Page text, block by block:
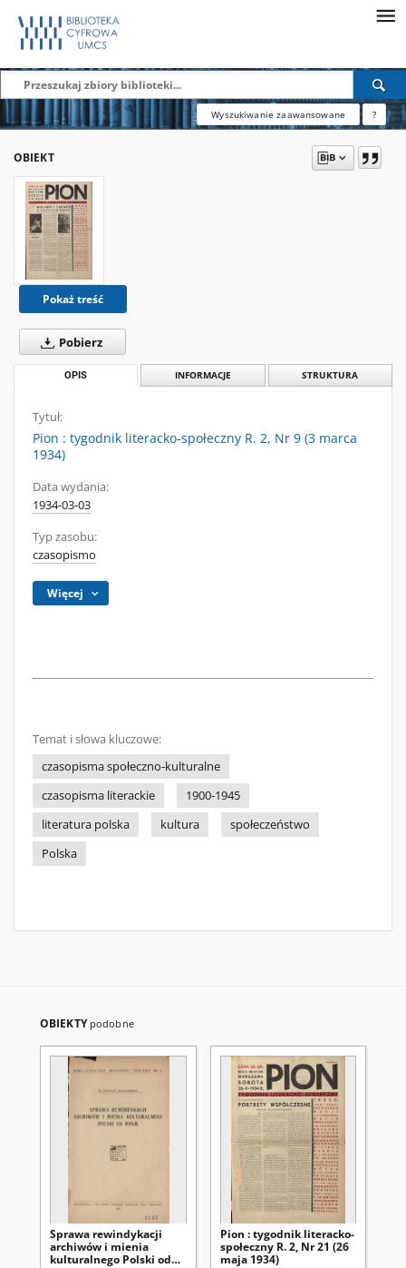
Wyszukiwanie zaawansowane ?
OBIEKT
Pokaż treść
Pobierz
OPIS INFORMACJE STRUKTURA
Tytuł:
Pion : tygodnik literacko-społeczny R. 2, Nr 9 (3 marca
1934)
Data wydania:
1934-03-03
Typ zasobu:
czasopismo
Więcej
Temat i słowa kluczowe:
czasopisma społeczno-kulturalne
czasopisma literackie
1900-1945
literatura polska
kultura
społeczeństwo
Polska
OBIEKTY podobne
Sprawa rewindykacji
archiwów i mienia
kulturalnego Polski od
Pion : tygodnik literacko-
społeczny R. 2, Nr 21 (26
maja 1934)